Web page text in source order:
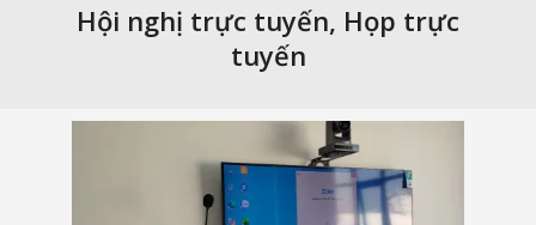
NavigationHội nghị trực tuyến, Họp trực
tuyến